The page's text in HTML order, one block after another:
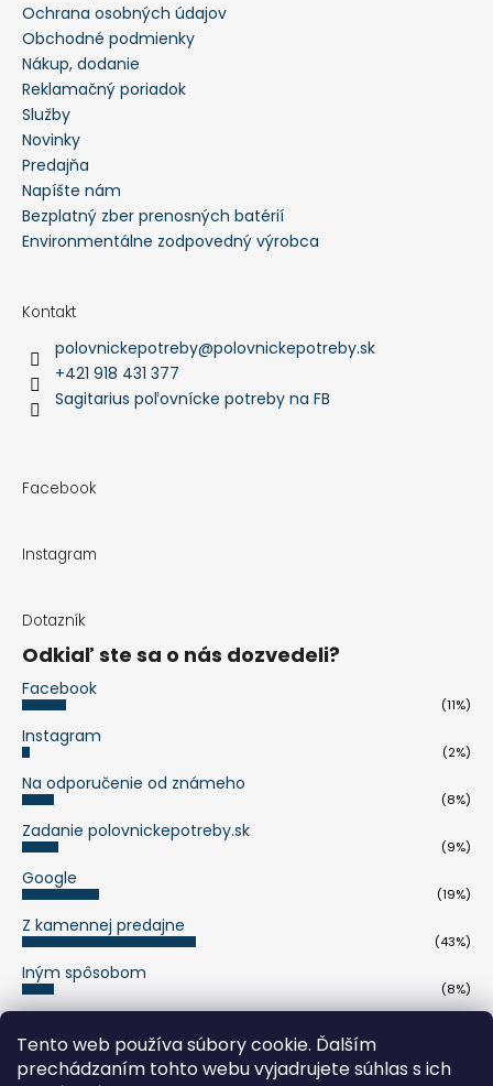
Tento web používa súbory cookie. Ďalším
prechádzaním tohto webu vyjadrujete súhlas s ich
Ochrana osobných údajov
Obchodné podmienky
Nákup, dodanie
Reklamačný poriadok
Služby
Novinky
Predajňa
Napíšte nám
Bezplatný zber prenosných batérií
Environmentálne zodpovedný výrobca
Kontakt
polovnickepotreby@polovnickepotreby.sk
+421 918 431 377
Sagitarius poľovnícke potreby na FB
Facebook
Instagram
Dotazník
Odkiaľ ste sa o nás dozvedeli?
Facebook
(11%)
Instagram
(2%)
Na odporučenie od známeho
(8%)
Zadanie polovnickepotreby.sk
(9%)
Google
(19%)
Z kamennej predajne
(43%)
Iným spôsobom
(8%)
Počet hlasov:263